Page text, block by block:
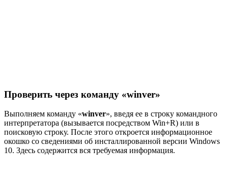
Проверить через команду «winver»
Выполняем команду «winver», введя ее в строку командного
интерпретатора (вызывается посредством Win+R) или в
поисковую строку. После этого откроется информационное
окошко со сведениями об инсталлированной версии Windows
10. Здесь содержится вся требуемая информация.